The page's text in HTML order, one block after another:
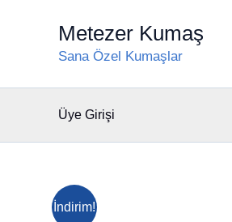
Metezer Kumaş
Sana Özel Kumaşlar
Üye Girişi
İndirim!